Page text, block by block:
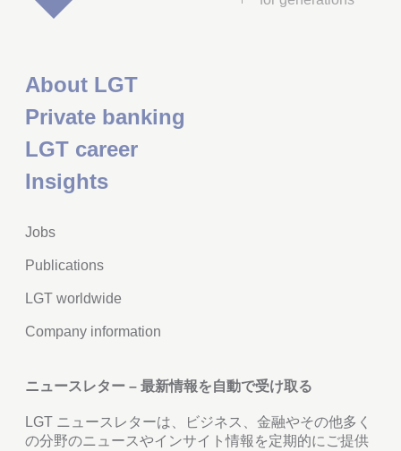
About LGT
Private banking
LGT career
Insights
Jobs
Publications
LGT worldwide
Company information
ニュースレター – 最新情報を自動で受け取る
LGT ニュースレターは、ビジネス、金融やその他多く
の分野のニュースやインサイト情報を定期的にご提供